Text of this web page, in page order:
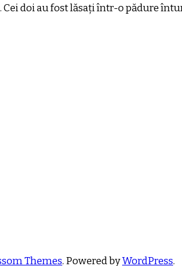
doi au fost lăsați într-o pădure
Themes. Powered byWordPress.